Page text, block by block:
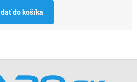
do košíka